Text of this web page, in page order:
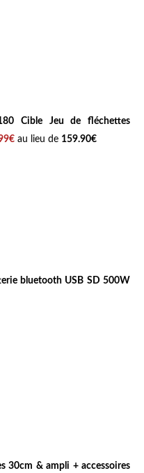
Cible Jeu de fléchettes
au lieu de 159.90€
bluetooth USB SD 500W
30cm & ampli + accessoires